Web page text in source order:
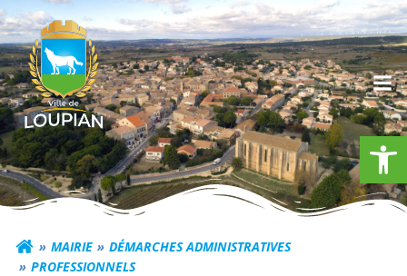
Aller
au
contenu
Commune de
MAIRIE
DÉMARCHES ADMINISTRATIVES
PROFESSIONNELS